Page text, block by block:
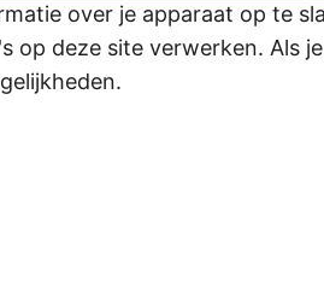
over je apparaat op te
op deze site verwerken. Als